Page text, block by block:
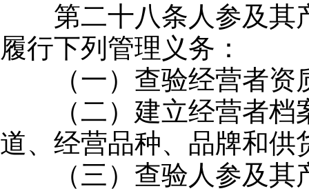
第二十八条人参及其
履行下列管理义务：
（一）查验经营者资
（二）建立经营者档
道、经营品种、品牌和供
（三）查验人参及其